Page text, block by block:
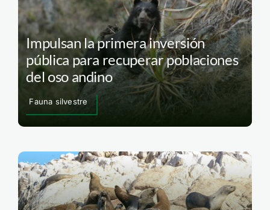
Impulsan la primera inversión
pública para recuperar poblaciones
del oso andino
Fauna silvestre